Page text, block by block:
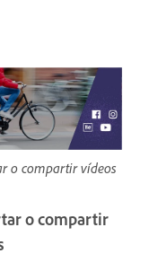
o compartir vídeos
o compartir